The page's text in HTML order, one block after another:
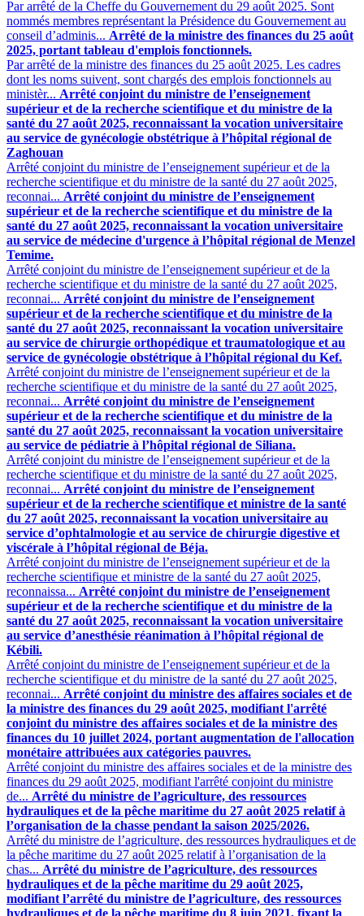
Par arrêté de la Cheffe du Gouvernement du 29 août 2025. Sont
nommés membres représentant la Présidence du Gouvernement au
conseil d’adminis... Arrêté de la ministre des finances du 25 août
2025, portant tableau d'emplois fonctionnels.
Par arrêté de la ministre des finances du 25 août 2025. Les cadres
dont les noms suivent, sont chargés des emplois fonctionnels ‎au
ministèr... Arrêté conjoint du ministre de l’enseignement
supérieur et de la recherche scientifique et du ministre de la
santé du 27 août 2025, reconnaissant la vocation universitaire
au service de gynécologie obstétrique à l’hôpital régional de
Zaghouan
Arrêté conjoint du ministre de l’enseignement supérieur et de la
recherche scientifique et du ministre de la santé du 27 août 2025,
reconnai... Arrêté conjoint du ministre de l’enseignement
supérieur et de la recherche scientifique et du ministre de la
santé du 27 août 2025, reconnaissant la vocation universitaire
au service de médecine d'urgence à l’hôpital régional de Menzel
Temime.
Arrêté conjoint du ministre de l’enseignement supérieur et de la
recherche scientifique et du ministre de la santé du 27 août 2025,
reconnai... Arrêté conjoint du ministre de l’enseignement
supérieur et de la recherche scientifique et du ministre de la
santé du 27 août 2025, reconnaissant la vocation universitaire
au service de chirurgie orthopédique et traumatologique et au
service de gynécologie obstétrique à l’hôpital régional du Kef.
Arrêté conjoint du ministre de l’enseignement supérieur et de la
recherche scientifique et du ministre de la santé du 27 août 2025,
reconnai... Arrêté conjoint du ministre de l’enseignement
supérieur et de la recherche scientifique et du ministre de la
santé du 27 août 2025, reconnaissant la vocation universitaire
au service de pédiatrie à l’hôpital régional de Siliana.
Arrêté conjoint du ministre de l’enseignement supérieur et de la
recherche scientifique et du ministre de la santé du 27 août 2025,
reconnai... Arrêté conjoint du ministre de l’enseignement
supérieur et de la recherche scientifique et ministre de la santé
du 27 août 2025, reconnaissant la vocation universitaire au
service d’ophtalmologie et au service de chirurgie digestive et
viscérale à l’hôpital régional de Béja.
Arrêté conjoint du ministre de l’enseignement supérieur et de la
recherche scientifique et ministre de la santé du 27 août 2025,
reconnaissa... Arrêté conjoint du ministre de l’enseignement
supérieur et de la recherche scientifique et du ministre de la
santé du 27 août 2025, reconnaissant la vocation universitaire
au service d’anesthésie réanimation à l’hôpital régional de
Kébili.
Arrêté conjoint du ministre de l’enseignement supérieur et de la
recherche scientifique et du ministre de la santé du 27 août 2025,
reconnai... Arrêté conjoint du ministre des affaires sociales et de
la ministre des finances du 29 août 2025, modifiant l'arrêté
conjoint du ministre des affaires sociales et de la ministre des
finances du 10 juillet 2024, portant augmentation de l'allocation
monétaire attribuées aux catégories pauvres.
Arrêté conjoint du ministre des affaires sociales et de la ministre des
finances du 29 août 2025, modifiant l'arrêté conjoint du ministre
de... Arrêté du ministre de l’agriculture, des ressources
hydrauliques et de la pêche maritime du 27 août 2025 relatif à
l’organisation de la chasse pendant la saison 2025/2026.
Arrêté du ministre de l’agriculture, des ressources hydrauliques et de
la pêche maritime du 27 août 2025 relatif à l’organisation de la
chas... Arrêté du ministre de l’agriculture, des ressources
hydrauliques et de la pêche maritime du 29 août 2025,
modifiant l’arrêté du ministre de l’agriculture, des ressources
hydrauliques et de la pêche maritime du 8 juin 2021, fixant la